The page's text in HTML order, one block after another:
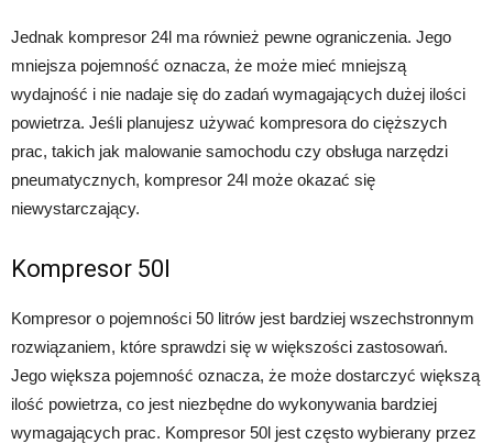
Jednak kompresor 24l ma również pewne ograniczenia. Jego
mniejsza pojemność oznacza, że może mieć mniejszą
wydajność i nie nadaje się do zadań wymagających dużej ilości
powietrza. Jeśli planujesz używać kompresora do cięższych
prac, takich jak malowanie samochodu czy obsługa narzędzi
pneumatycznych, kompresor 24l może okazać się
niewystarczający.
Kompresor 50l
Kompresor o pojemności 50 litrów jest bardziej wszechstronnym
rozwiązaniem, które sprawdzi się w większości zastosowań.
Jego większa pojemność oznacza, że może dostarczyć większą
ilość powietrza, co jest niezbędne do wykonywania bardziej
wymagających prac. Kompresor 50l jest często wybierany przez